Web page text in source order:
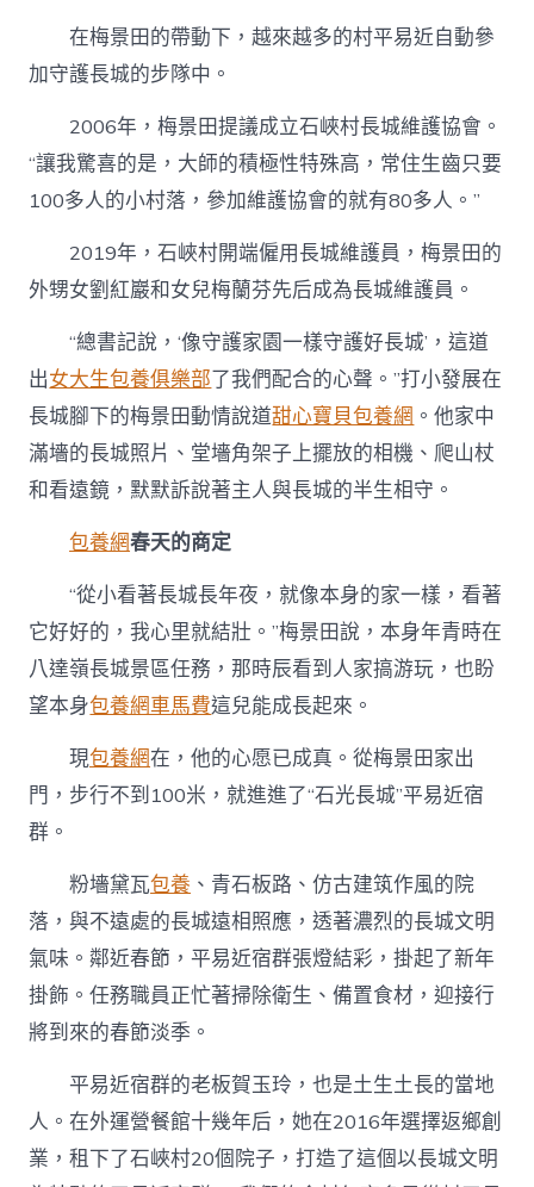
在梅景田的帶動下，越來越多的村平易近自動參
加守護長城的步隊中。
2006年，梅景田提議成立石峽村長城維護協會。
“讓我驚喜的是，大師的積極性特殊高，常住生齒只要
100多人的小村落，參加維護協會的就有80多人。”
2019年，石峽村開端僱用長城維護員，梅景田的
外甥女劉紅巖和女兒梅蘭芬先后成為長城維護員。
“總書記說，‘像守護家園一樣守護好長城’，這道
出女大生包養俱樂部了我們配合的心聲。”打小發展在
長城腳下的梅景田動情說道甜心寶貝包養網 。他家中
滿墻的長城照片、堂墻角架子上擺放的相機、爬山杖
和看遠鏡，默默訴說著主人與長城的半生相守。
包養網春天的商定
“從小看著長城長年夜，就像本身的家一樣，看著
它好好的，我心里就結壯。”梅景田說，本身年青時在
八達嶺長城景區任務，那時辰看到人家搞游玩，也盼
望本身包養網車馬費這兒能成長起來。
現包養網在，他的心愿已成真。從梅景田家出
門，步行不到100米，就進進了“石光長城”平易近宿
群。
粉墻黛瓦包養 、青石板路、仿古建筑作風的院
落，與不遠處的長城遠相照應，透著濃烈的長城文明
氣味。鄰近春節，平易近宿群張燈結彩，掛起了新年
掛飾。任務職員正忙著掃除衛生、備置食材，迎接行
將到來的春節淡季。
平易近宿群的老板賀玉玲，也是土生土長的當地
人。在外運營餐館十幾年后，她在2016年選擇返鄉創
業，租下了石峽村20個院子，打造了這個以長城文明